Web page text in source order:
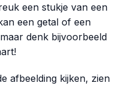
een stukje van een
een getal of een
denk bijvoorbeeld
afbeelding kijken, zien